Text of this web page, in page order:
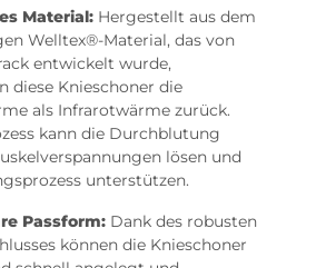
Material: Hergestellt aus dem
Welltex®-Material, das von
entwickelt wurde,
diese Knieschoner die
als Infrarotwärme zurück.
kann die Durchblutung
lösen und
unterstützen.
Passform: Dank des robusten
können die Knieschoner